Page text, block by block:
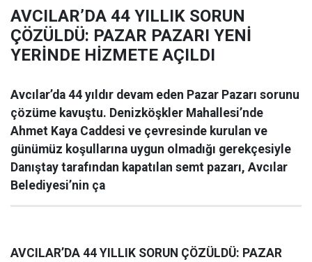
AVCILAR’DA 44 YILLIK SORUN
ÇÖZÜLDÜ: PAZAR PAZARI YENİ
YERİNDE HİZMETE AÇILDI
Avcılar’da 44 yıldır devam eden Pazar Pazarı sorunu
çözüme kavuştu. Denizköşkler Mahallesi’nde
Ahmet Kaya Caddesi ve çevresinde kurulan ve
günümüz koşullarına uygun olmadığı gerekçesiyle
Danıştay tarafından kapatılan semt pazarı, Avcılar
Belediyesi’nin ça
AVCILAR’DA 44 YILLIK SORUN ÇÖZÜLDÜ: PAZAR